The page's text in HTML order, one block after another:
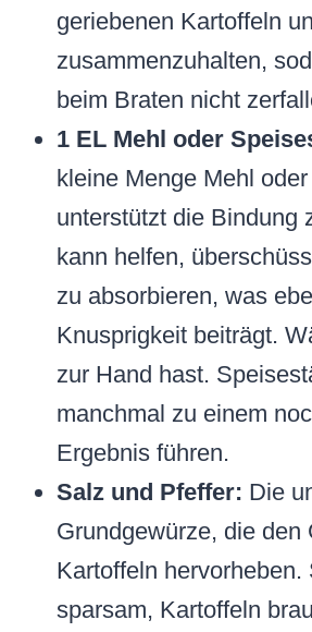
geriebenen Kartoffeln
zusammenzuhalten,
beim Braten nicht
1 EL Mehl oder
kleine Menge Mehl
unterstützt die Bindung
kann helfen,
zu absorbieren, was
Knusprigkeit beiträgt.
zur Hand hast.
manchmal zu einem
Ergebnis führen.
Salz und Pfeffer: Die
Grundgewürze, die den
Kartoffeln hervorheben.
sparsam, Kartoffeln